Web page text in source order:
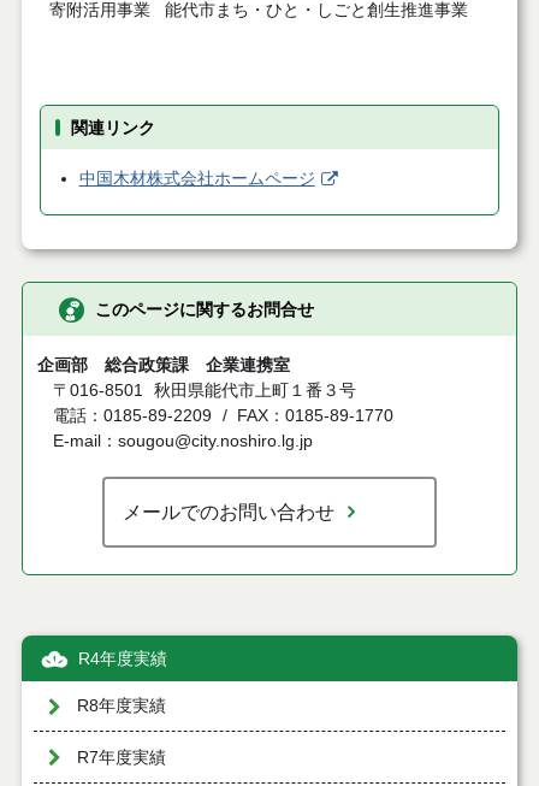
寄附活用事業 能代市まち・ひと・しごと創生推進事業
関連リンク
中国木材株式会社ホームページ
このページに関するお問合せ
企画部 総合政策課 企業連携室
〒016-8501 秋田県能代市上町１番３号
電話：0185-89-2209
FAX：0185-89-1770
E-mail：sougou@city.noshiro.lg.jp
メールでのお問い合わせ
R4年度実績
R8年度実績
R7年度実績